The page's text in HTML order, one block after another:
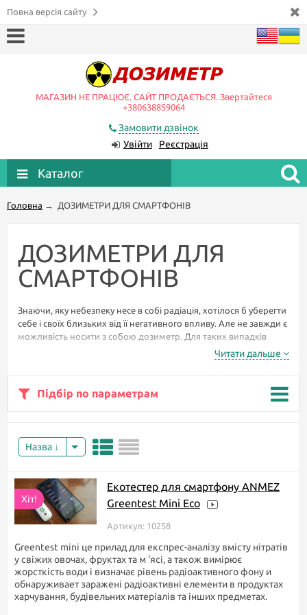
Повна версія сайту
МАГАЗИН НЕ ПРАЦЮЄ. САЙТ ПРОДАЄТЬСЯ. Звертайтеся
+380638859064
Замовити дзвінок
Увійти
Реєстрація
Каталог
Головна → ДОЗИМЕТРИ ДЛЯ СМАРТФОНІВ
ДОЗИМЕТРИ ДЛЯ
СМАРТФОНІВ
Знаючи, яку небезпеку несе в собі радіація, хотілося б уберегти
себе і своїх близьких від її негативного впливу. Але не завжди є
можливість носити з собою дозиметр. Для таких випадків
існують невеликі гаджети для смартфонів, які завжди під
дивлячись на свій невеликий розмір,
Їх легко носити з собою або брати на
далекі поїздки, щоб заощадити місце.
безпосередньо через роз'єм для
навушників і, за допомогою
смартфона дані і свідчення
радіаційного фону, а деякі і
накопичену радіацію. На сайті
представлені дозиметри які підходять для користувачів як
Android так і IOS.
Так само в даній категорії існує зручний фільтр, за допомогою
Читати дальше
Підбір по параметрам
Назва
Хіт!
Екотестер для смартфону ANMEZ
Greentest Mini Eco
Артикул: 10258
Greentest mini це прилад для експрес-аналізу вмісту нітратів
у свіжих овочах, фруктах та м 'ясі, а також вимірює
жорсткість води і визначає рівень радіоактивного фону и
обнаруживает заражені радіоактивні елементи в продуктах
харчування, будівельних матеріалів та інших предметах.